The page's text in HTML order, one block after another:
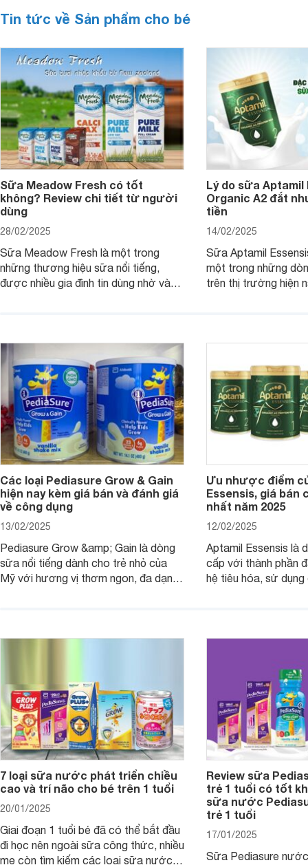
Tin tức về Sản phẩm cho bé
Sữa Meadow Fresh có tốt
không? Review chi tiết từ người
dùng
28/02/2025
Sữa Meadow Fresh là một trong
những thương hiệu sữa nổi tiếng,
được nhiều gia đình tin dùng nhờ vào
dưỡng có gì đặc biệt? Giá sữa
Meadow Fresh trên thị trường hiện
nay ra sao? Hãy cùng tìm hiểu ngay.
Lý do sữa Aptamil
Organic A2 đắt
tiền
14/02/2025
Sữa Aptamil
một trong những
trên thị trường hiện
hơn so với các
4 yếu tố sau.
Các loại Pediasure Grow & Gain
hiện nay kèm giá bán và đánh giá
về công dụng
13/02/2025
Pediasure Grow &amp; Gain là dòng
sữa nổi tiếng dành cho trẻ nhỏ của
Mỹ với hương vị thơm ngon, đa dạng
Pediasure Grow &amp; Gain hiện nay
Ưu nhược điểm
Essensis, giá bán
nhất năm 2025
12/02/2025
Aptamil Essensis là
cấp với thành phần
hệ tiêu hóa, sử
cùng Websosanh.vn
7 loại sữa nước phát triển chiều
cao và trí não cho bé trên 1 tuổi
20/01/2025
Giai đoạn 1 tuổi bé đã có thể bắt đầu
đi học nên ngoài sữa công thức, nhiều
mẹ còn tìm kiếm các loại sữa nước
Review sữa
trẻ 1 tuổi có tốt
sữa nước
trẻ 1 tuổi
17/01/2025
Sữa Pediasure